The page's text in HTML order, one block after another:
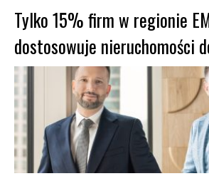
Tylko 15% firm w regionie
dostosowuje nieruchomości